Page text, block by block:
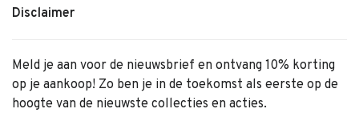
Disclaimer
Meld je aan voor de nieuwsbrief en ontvang 10% korting
op je aankoop! Zo ben je in de toekomst als eerste op de
hoogte van de nieuwste collecties en acties.